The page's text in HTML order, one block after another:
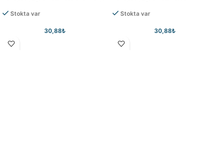
Stokta var
30,88₺
Stokta var
30,88₺